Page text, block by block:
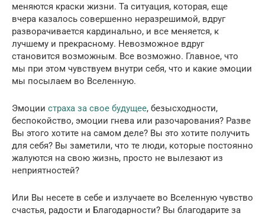
меняются краски жизни. Та ситуация, которая, еще
вчера казалось совершенно неразрешимой, вдруг
разворачивается кардинально, и все меняется, к
лучшему и прекрасному. Невозможное вдруг
становится возможным. Все возможно. Главное, что
мы при этом чувствуем внутри себя, что и какие эмоции
мы посылаем во Вселенную.
Эмоции страха за свое будущее, безысходности,
беспокойство, эмоции гнева или разочарования? Разве
Вы этого хотите на самом деле? Вы это хотите получить
для себя? Вы заметили, что те люди, которые постоянно
жалуются на свою жизнь, просто не вылезают из
неприятностей?
Или Вы несете в себе и излучаете во Вселенную чувство
счастья, радости и Благодарности? Вы благодарите за